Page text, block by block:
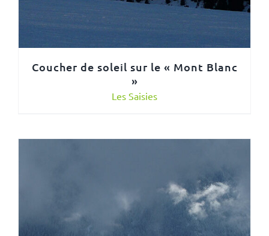
Coucher de soleil sur le « Mont Blanc
»
Les Saisies